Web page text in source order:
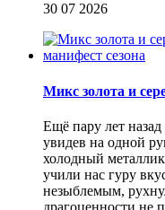
30 07 2026
Микс золота и
Ещё пару лет назад
увидев на одной
холодный
учили нас гуру
незыблемым,
драгоценности не